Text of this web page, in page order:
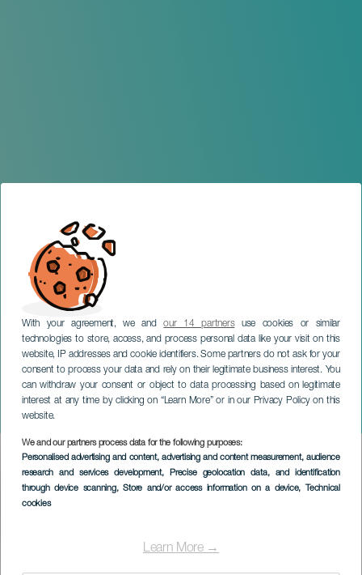
With your agreement, we andour 14 partnersuse cookies or similar
technologies to store, access, and process personal data like your visit on this
website, IP addresses and cookie identifiers. Some partners do not ask for your
consent to process your data and rely on their legitimate business interest. You
can withdraw your consent or object to data processing based on legitimate
interest at any time by clicking on “Learn More” or in our Privacy Policy on this
website.
We and our partners process data for the following purposes:
Personalised advertising and content, advertising and content measurement, audience
research and services development, Precise geolocation data, and identification
through device scanning, Store and/or access information on a device, Technical
cookies
Learn More →
Guiguan
LA GRACIOSA
Imagen
Listado